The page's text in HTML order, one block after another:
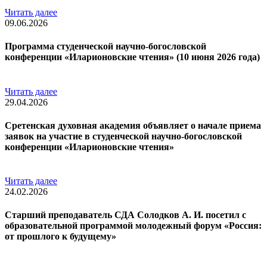
Читать далее
09.06.2026
Программа студенческой научно-богословской
конференции «Иларионовские чтения» (10 июня 2026 года)
Читать далее
29.04.2026
Сретенская духовная академия объявляет о начале приема
заявок на участие в студенческой научно-богословской
конференции «Иларионовские чтения»
Читать далее
24.02.2026
Старший преподаватель СДА Солодков А. И. посетил с
образовательной программой молодежный форум «Россия:
от прошлого к будущему»